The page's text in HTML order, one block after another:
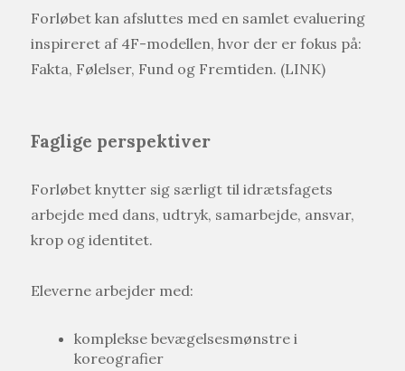
Forløbet kan afsluttes med en samlet evaluering
inspireret af 4F-modellen, hvor der er fokus på:
Fakta, Følelser, Fund og Fremtiden. (LINK)
Faglige perspektiver
Forløbet knytter sig særligt til idrætsfagets
arbejde med dans, udtryk, samarbejde, ansvar,
krop og identitet.
Eleverne arbejder med:
komplekse bevægelsesmønstre i
koreografier